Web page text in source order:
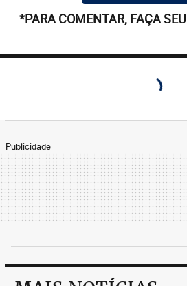
*PARA COMENTAR, FAÇA SEU
Publicidade